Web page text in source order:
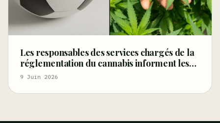
Les responsables des services chargés de la
réglementation du cannabis informent les
supporters de la Coupe du monde sur la
9 Juin 2026